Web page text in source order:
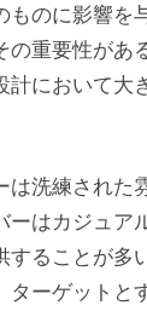
ものに影響を
の重要性があ
計において大
は洗練された
ーはカジュア
することが多
ターゲットと